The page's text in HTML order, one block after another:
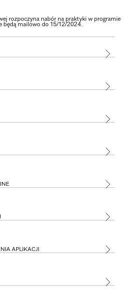
rozpoczyna nabór na praktyki w programie
będą mailowo do 15/12/2024.
APLIKACJI